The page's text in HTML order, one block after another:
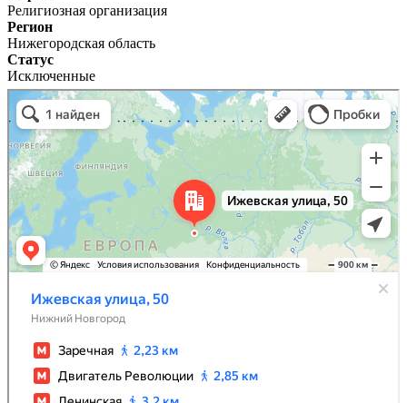
Религиозная организация
Регион
Нижегородская область
Статус
Исключенные